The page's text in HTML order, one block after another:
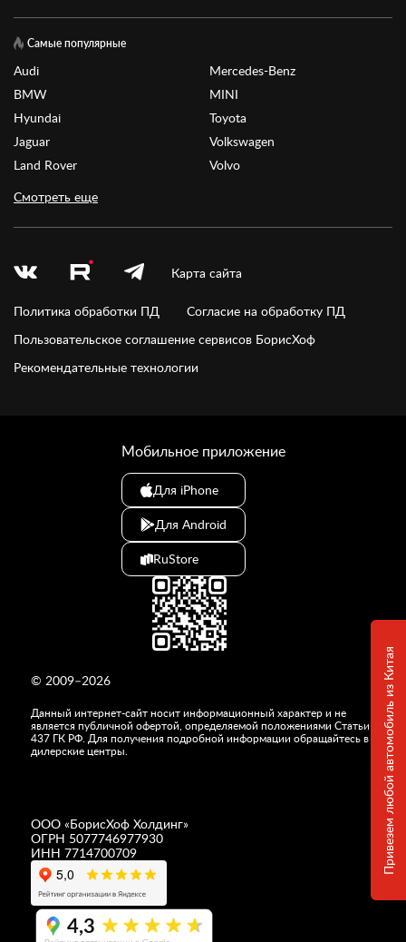
Привезем любой автомобиль из Китая
Самые популярные
Audi
BMW
Hyundai
Jaguar
Land Rover
Mercedes-Benz
MINI
Toyota
Volkswagen
Volvo
Смотреть еще
Карта сайта
Политика обработки ПД
Согласие на обработку ПД
Пользовательское соглашение сервисов БорисХоф
Рекомендательные технологии
© 2009–2026
Данный интернет-сайт носит информационный характер и не
является публичной офертой, определяемой положениями Статьи
437 ГК РФ. Для получения подробной информации обращайтесь в
дилерские центры.
ООО «БорисХоф Холдинг»
ОГРН 5077746977930
ИНН 7714700709
4,3
Мобильное приложение
Для iPhone
Для Android
RuStore